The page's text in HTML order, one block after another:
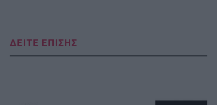
ΔΕΙΤΕ ΕΠΙΣΗΣ